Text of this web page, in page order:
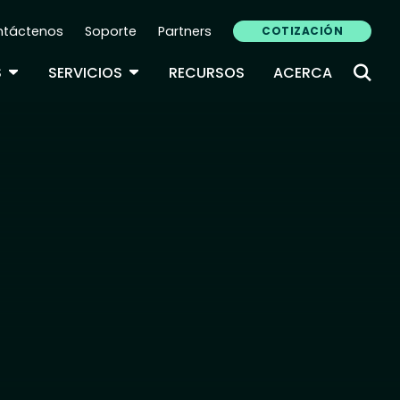
Navigation (ES)
Soporte Partners COTIZACIÓN
TOGGLE DROPDOWN
SERVICIOS TOGGLE DROPDOWN
RECURSOS ACERCA